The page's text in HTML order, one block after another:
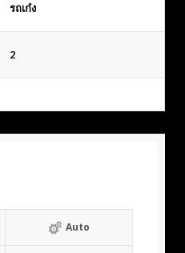
รถเก๋ง
2
Auto